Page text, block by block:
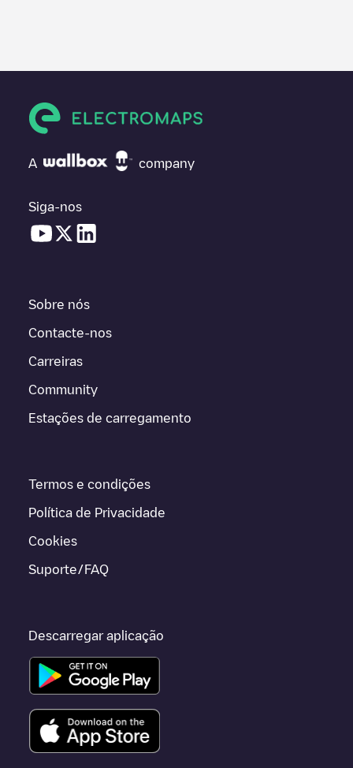
A company
Siga-nos
Sobre nós
Contacte-nos
Carreiras
Community
Estações de carregamento
Termos e condições
Política de Privacidade
Cookies
Suporte/FAQ
Descarregar aplicação